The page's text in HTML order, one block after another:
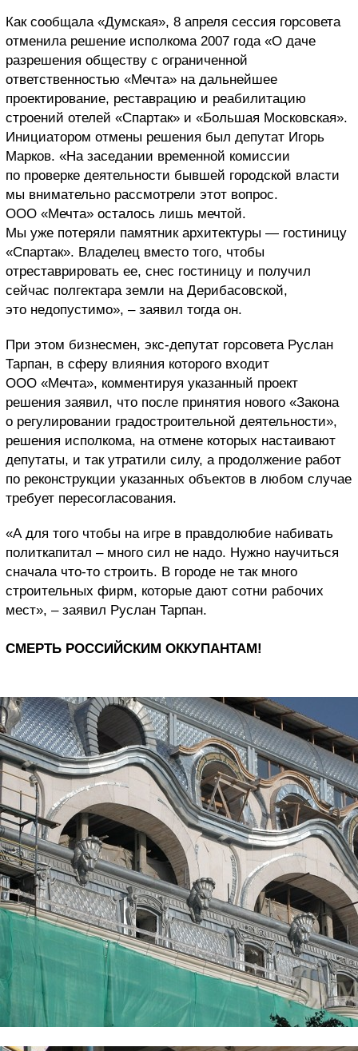
Как сообщала «Думская», 8 апреля сессия горсовета
отменила решение исполкома 2007 года «О даче
разрешения обществу с ограниченной
ответственностью «Мечта» на дальнейшее
проектирование, реставрацию и реабилитацию
строений отелей «Спартак» и «Большая Московская».
Инициатором отмены решения был депутат Игорь
Марков. «На заседании временной комиссии
по проверке деятельности бывшей городской власти
мы внимательно рассмотрели этот вопрос.
ООО «Мечта» осталось лишь мечтой.
Мы уже потеряли памятник архитектуры — гостиницу
«Спартак». Владелец вместо того, чтобы
отреставрировать ее, снес гостиницу и получил
сейчас полгектара земли на Дерибасовской,
это недопустимо», – заявил тогда он.
При этом бизнесмен, экс-депутат горсовета Руслан
Тарпан, в сферу влияния которого входит
ООО «Мечта», комментируя указанный проект
решения заявил, что после принятия нового «Закона
о регулировании градостроительной деятельности»,
решения исполкома, на отмене которых настаивают
депутаты, и так утратили силу, а продолжение работ
по реконструкции указанных объектов в любом случае
требует пересогласования.
«А для того чтобы на игре в правдолюбие набивать
политкапитал – много сил не надо. Нужно научиться
сначала что-то строить. В городе не так много
строительных фирм, которые дают сотни рабочих
мест», – заявил Руслан Тарпан.
СМЕРТЬ РОССИЙСКИМ ОККУПАНТАМ!